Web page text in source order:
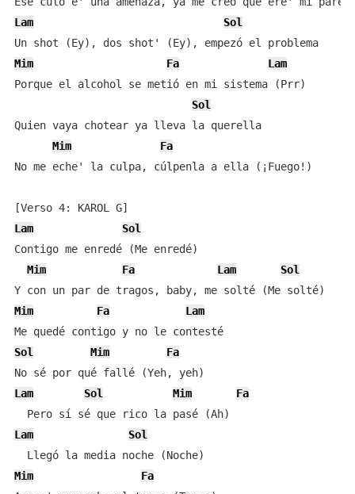
Lam
Sol
Un shot (Ey), dos shot' (Ey), empezó el problema
Mim
Fa
Lam
Porque el alcohol se metió en mi sistema (Prr)
Sol
Quien vaya chotear ya lleva la querella
Mim
Fa
No me eche' la culpa, cúlpenla a ella (¡Fuego!)
Lam
Sol
Contigo me enredé (Me enredé)
Mim
Fa Lam
Sol
Mim
Fa
Lam
Me quedé contigo y no le contesté
Sol
Mim
Fa
Lam
Sol Mim
Fa
Lam
Sol
Mim
Fa